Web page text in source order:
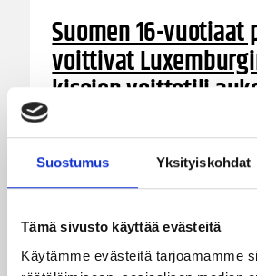
Suostumus Yksityiskohdat
Tämä sivusto käyttää evästeitä
Käytämme evästeitä tarjoamamme
Suomen 16-vuotiaat
voittivat
kisojen voittotili
Suomen 16-vuotiaat pojat
85–45-voiton Luxemburgista B-
Suomi kohtaa huomenna
Suomen aikaa.